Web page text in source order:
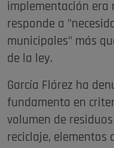
implementación era
responde a
municipales" más
de la ley.
García Flórez ha
fundamenta en
volumen de
reciclaje, elementos